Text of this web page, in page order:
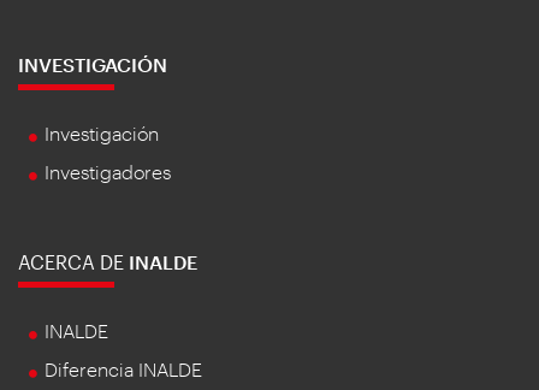
INVESTIGACIÓN
Investigación
Investigadores
ACERCA DE INALDE
INALDE
Diferencia INALDE